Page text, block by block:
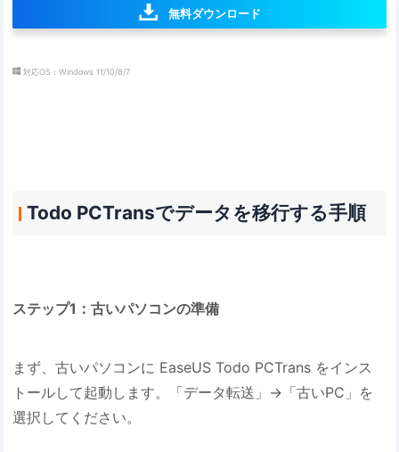
無料ダウンロード
対応OS：Windows 11/10/8/7
Todo PCTransでデータを移行する手順
ステップ1：古いパソコンの準備
まず、古いパソコンに EaseUS Todo PCTrans をインス
トールして起動します。「データ転送」→「古いPC」を
選択してください。